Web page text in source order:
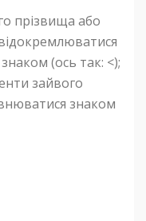
прізвища або
(ось так: <);
зайвого
знаком